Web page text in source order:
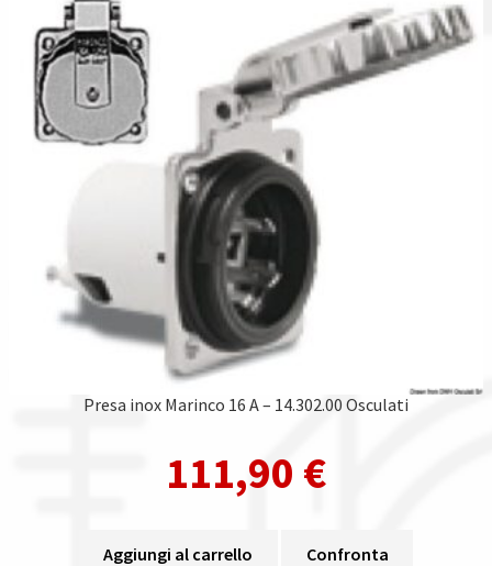
Presa inox Marinco 16 A – 14.302.00 Osculati
111,90 €
Aggiungi al carrello Confronta